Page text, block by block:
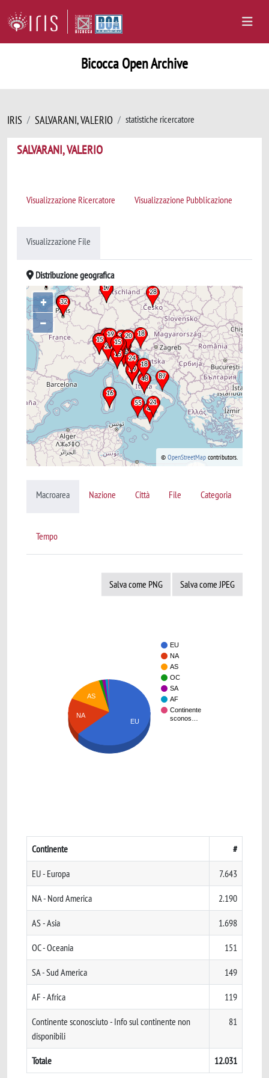
Bicocca Open Archive
IRIS SALVARANI, VALERIO statistiche ricercatore
SALVARANI, VALERIO
Visualizzazione Ricercatore Visualizzazione Pubblicazione
Visualizzazione File
Distribuzione geografica
+
–
© OpenStreetMap contributors.
Macroarea Nazione Città File Categoria
Tempo
Salva come PNG Salva come JPEG
EU
NA
AS
OC
SA
AF
Continente
sconos…
AS
NA
EU
Continente #
EU - Europa 7.643
NA - Nord America 2.190
AS - Asia 1.698
OC - Oceania 151
SA - Sud America 149
AF - Africa 119
Continente sconosciuto - Info sul continente non
disponibili
81
Totale 12.031